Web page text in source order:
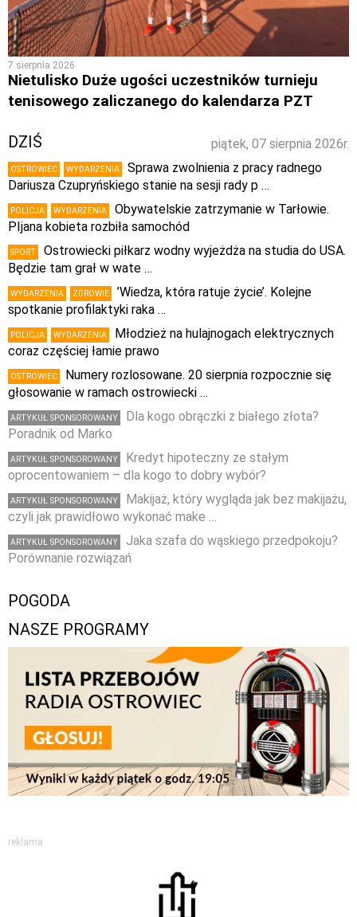
7 sierpnia 2026
Nietulisko Duże ugości uczestników turnieju
tenisowego zaliczanego do kalendarza PZT
piątek, 07 sierpnia 2026r.
DZIŚ
OSTROWIEC WYDARZENIA
Sprawa zwolnienia z pracy radnego
Dariusza Czupryńskiego stanie na sesji rady p …
POLICJA WYDARZENIA
Obywatelskie zatrzymanie w Tarłowie.
PIjana kobieta rozbiła samochód
SPORT
Ostrowiecki piłkarz wodny wyjeżdża na studia do USA.
Będzie tam grał w wate …
WYDARZENIA ZDROWIE
’Wiedza, która ratuje życie’. Kolejne
spotkanie profilaktyki raka …
POLICJA WYDARZENIA
Młodzież na hulajnogach elektrycznych
coraz częściej łamie prawo
OSTROWIEC
Numery rozlosowane. 20 sierpnia rozpocznie się
głosowanie w ramach ostrowiecki …
ARTYKUŁ SPONSOROWANY
Dla kogo obrączki z białego złota?
Poradnik od Marko
ARTYKUŁ SPONSOROWANY
Kredyt hipoteczny ze stałym
oprocentowaniem – dla kogo to dobry wybór?
ARTYKUŁ SPONSOROWANY
Makijaż, który wygląda jak bez makijażu,
czyli jak prawidłowo wykonać make …
ARTYKUŁ SPONSOROWANY
Jaka szafa do wąskiego przedpokoju?
Porównanie rozwiązań
POGODA
NASZE PROGRAMY
reklama